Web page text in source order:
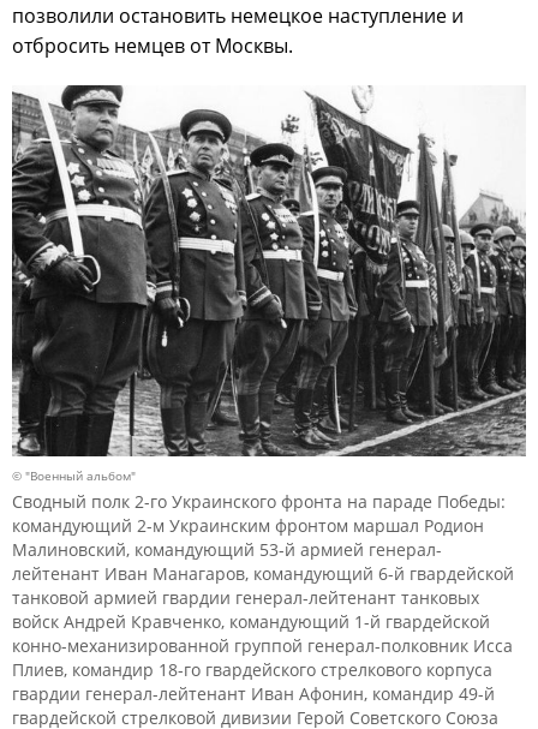
позволили остановить немецкое наступление и
отбросить немцев от Москвы.
© "Военный альбом"
Сводный полк 2-го Украинского фронта на параде Победы:
командующий 2-м Украинским фронтом маршал Родион
Малиновский, командующий 53-й армией генерал-
лейтенант Иван Манагаров, командующий 6-й гвардейской
танковой армией гвардии генерал-лейтенант танковых
войск Андрей Кравченко, командующий 1-й гвардейской
конно-механизированной группой генерал-полковник Исса
Плиев, командир 18-го гвардейского стрелкового корпуса
гвардии генерал-лейтенант Иван Афонин, командир 49-й
гвардейской стрелковой дивизии Герой Советского Союза